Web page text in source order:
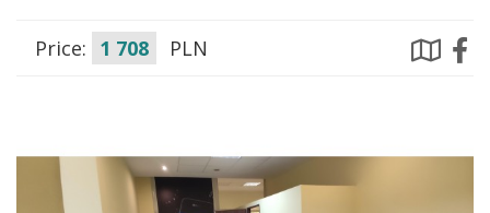
Price: 1 708 PLN